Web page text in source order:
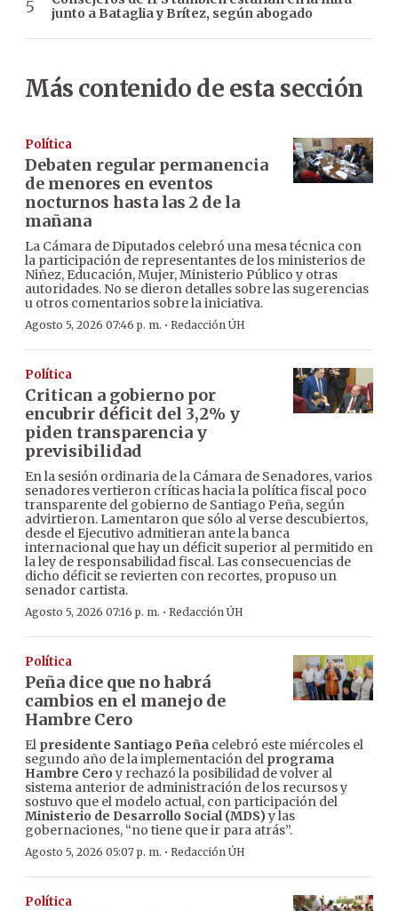
junto a Bataglia y Brítez, según abogado
Más contenido de esta sección
Política
Debaten regular permanencia
de menores en eventos
nocturnos hasta las 2 de la
mañana
La Cámara de Diputados celebró una mesa técnica con
la participación de representantes de los ministerios de
Niñez, Educación, Mujer, Ministerio Público y otras
autoridades. No se dieron detalles sobre las sugerencias
u otros comentarios sobre la iniciativa.
Agosto 5, 2026 07:46 p. m. · Redacción ÚH
Política
Critican a gobierno por
encubrir déficit del 3,2% y
piden transparencia y
previsibilidad
En la sesión ordinaria de la Cámara de Senadores, varios
senadores vertieron críticas hacia la política fiscal poco
transparente del gobierno de Santiago Peña, según
advirtieron. Lamentaron que sólo al verse descubiertos,
desde el Ejecutivo admitieran ante la banca
internacional que hay un déficit superior al permitido en
la ley de responsabilidad fiscal. Las consecuencias de
dicho déficit se revierten con recortes, propuso un
senador cartista.
Agosto 5, 2026 07:16 p. m. · Redacción ÚH
Política
Peña dice que no habrá
cambios en el manejo de
Hambre Cero
El presidente Santiago Peña celebró este miércoles el
segundo año de la implementación del programa
Hambre Cero y rechazó la posibilidad de volver al
sistema anterior de administración de los recursos y
sostuvo que el modelo actual, con participación del
Ministerio de Desarrollo Social (MDS)y las
gobernaciones, “no tiene que ir para atrás”.
Agosto 5, 2026 05:07 p. m. · Redacción ÚH
Política